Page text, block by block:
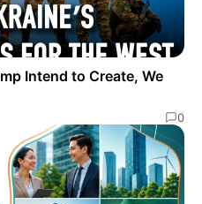
Intend to Create, We
0